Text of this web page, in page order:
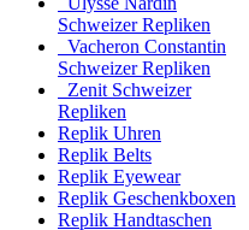
Schweizer Repliken
Vacheron Constantin
Schweizer Repliken
Zenit Schweizer
Repliken
Replik Uhren
Replik Belts
Replik Eyewear
Replik Geschenkboxen
Replik Handtaschen